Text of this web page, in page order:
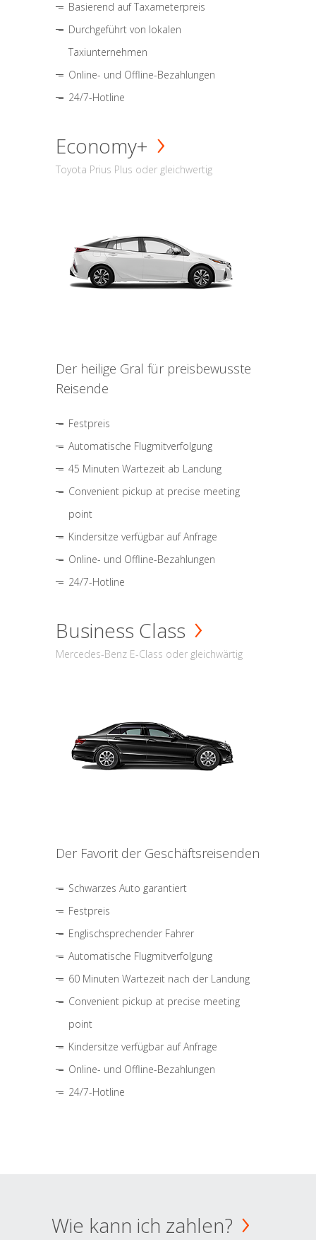
Basierend auf Taxameterpreis
Durchgeführt von lokalen
Taxiunternehmen
Online- und Offline-Bezahlungen
24/7-Hotline
Economy+
Toyota Prius Plus oder gleichwertig
Der heilige Gral für preisbewusste
Reisende
Festpreis
Automatische Flugmitverfolgung
45 Minuten Wartezeit ab Landung
Convenient pickup at precise meeting
point
Kindersitze verfügbar auf Anfrage
Online- und Offline-Bezahlungen
24/7-Hotline
Business Class
Mercedes-Benz E-Class oder gleichwärtig
Der Favorit der Geschäftsreisenden
Schwarzes Auto garantiert
Festpreis
Englischsprechender Fahrer
Automatische Flugmitverfolgung
60 Minuten Wartezeit nach der Landung
Convenient pickup at precise meeting
point
Kindersitze verfügbar auf Anfrage
Online- und Offline-Bezahlungen
24/7-Hotline
Wie kann ich zahlen?